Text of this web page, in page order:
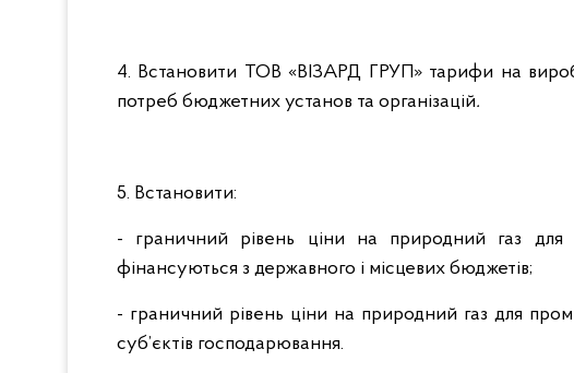
4. Встановити ТОВ «ВІЗАРД ГРУП» тарифи на
потреб бюджетних установ та організацій.
5. Встановити:
- граничний рівень ціни на природний газ для
фінансуються з державного і місцевих бюджетів;
- граничний рівень ціни на природний газ для
суб’єктів господарювання.